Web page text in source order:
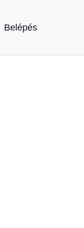
Belépés